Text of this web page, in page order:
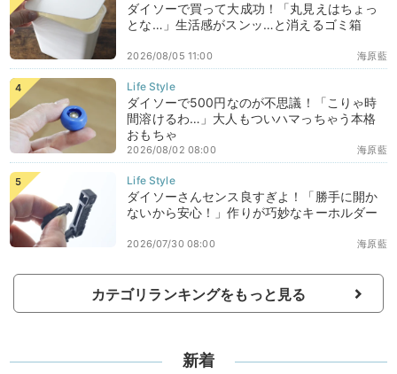
ダイソーで買って大成功！「丸見えはちょっ
とな…」生活感がスンッ…と消えるゴミ箱
海原藍
2026/08/05 11:00
ダイソーで500円なのが不思議！「こりゃ時
間溶けるわ…」大人もついハマっちゃう本格
おもちゃ
海原藍
2026/08/02 08:00
ダイソーさんセンス良すぎよ！「勝手に開か
ないから安心！」作りが巧妙なキーホルダー
海原藍
2026/07/30 08:00
カテゴリランキングをもっと見る
新着